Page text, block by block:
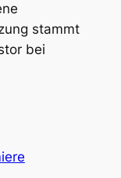
stammt
bei